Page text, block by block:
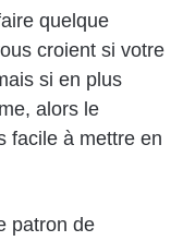
quelque
croient si votre
si en plus
alors le
facile à mettre en
patron de